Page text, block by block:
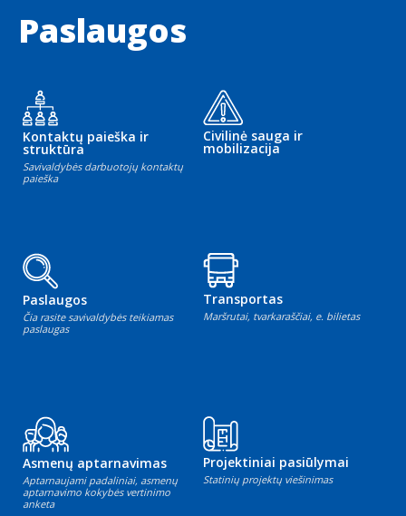
Paslaugos
Kontaktų paieška ir
struktūra
Savivaldybės darbuotojų kontaktų
paieška
Civilinė sauga ir
mobilizacija
Paslaugos
Čia rasite savivaldybės teikiamas
paslaugas
Transportas
Maršrutai, tvarkaraščiai, e. bilietas
Asmenų aptarnavimas
Aptarnaujami padaliniai, asmenų
aptarnavimo kokybės vertinimo
anketa
Projektiniai pasiūlymai
Statinių projektų viešinimas